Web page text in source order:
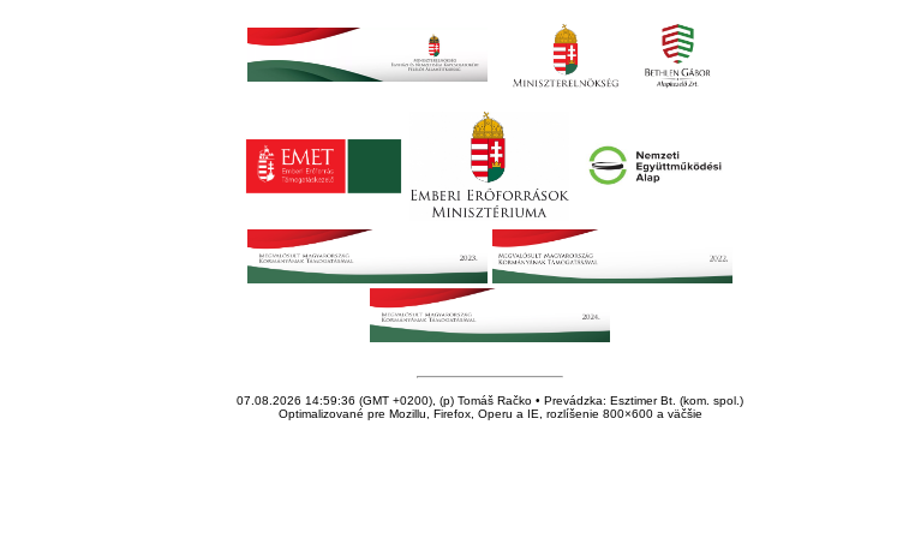
07.08.2026 14:59:36 (GMT +0200), (p) Tomáš Račko • Prevádzka: Esztimer Bt. (kom. spol.)
Optimalizované pre Mozillu, Firefox, Operu a IE, rozlíšenie 800×600 a väčšie